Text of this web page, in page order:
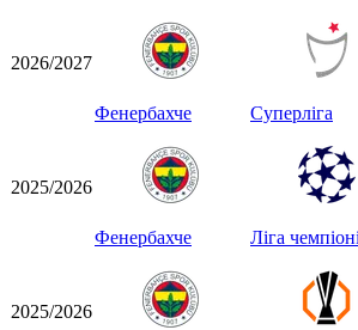
2026/2027
Фенербахче Суперліга
2025/2026
Фенербахче Ліга
2025/2026